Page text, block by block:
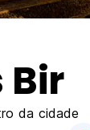
Bir
da cidade